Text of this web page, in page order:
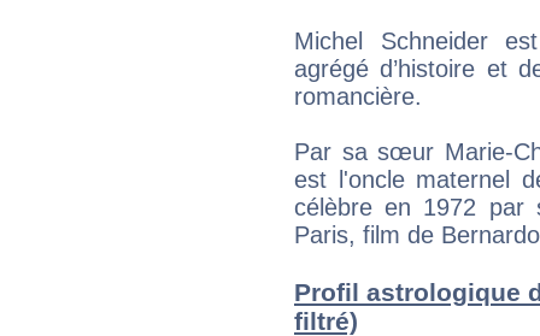
Michel Schneider
agrégé d’histoire et
romancière.
Par sa sœur Marie-
est l'oncle maternel
célèbre en 1972 par
Paris, film de
Profil astrologique
filtré)